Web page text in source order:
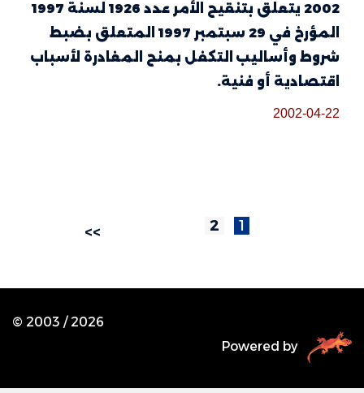
2002 يتعلق بتنقيح الأمر عدد 1926 لسنة 1997
المؤرخ في 29 سبتمبر 1997 المتعلق بضبط
شروط وأساليب التكفل بمنح المغادرة لأسباب
اقتصادية أو فنية.
2002-04-22
>>
© 2003 /2026
Powered by